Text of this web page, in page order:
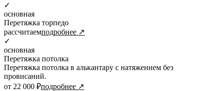
✓
основная
Перетяжка торпедо
рассчитаемподробнее ↗
✓
основная
Перетяжка потолка
Перетяжка потолка в алькантару с натяжением без
провисаний.
от 22 000 ₽подробнее ↗